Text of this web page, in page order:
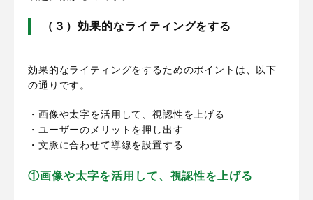
（３）効果的なライティングをする
効果的なライティングをするためのポイントは、以下
の通りです。
・画像や太字を活用して、視認性を上げる
・ユーザーのメリットを押し出す
・文脈に合わせて導線を設置する
①画像や太字を活用して、視認性を上げる